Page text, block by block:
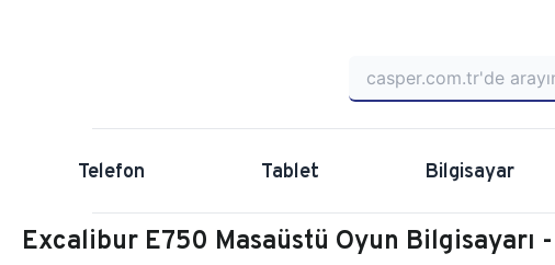
Telefon Tablet Bilgisayar
Excalibur E750 Masaüstü Oyun Bilgisayarı